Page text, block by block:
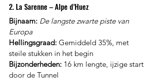
2. La Sarenne – Alpe d’Huez
Bijnaam: De langste zwarte piste van
Europa
Hellingsgraad: Gemiddeld 35%, met
steile stukken in het begin
Bijzonderheden: 16 km lengte, ijzige start
door de Tunnel